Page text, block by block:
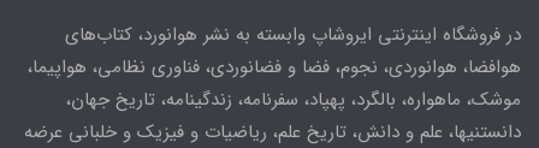
در فروشگاه اینترنتی ایروشاپ وابسته به نشر هوانورد، کتاب‌های
هوافضا، هوانوردی، نجوم، فضا و فضانوردی، فناوری نظامی، هواپیما،
موشک، ماهواره، بالگرد، پهپاد، سفرنامه، زندگینامه، تاریخ جهان،
دانستنیها، علم و دانش، تاریخ علم، ریاضیات و فیزیک و خلبانی عرضه